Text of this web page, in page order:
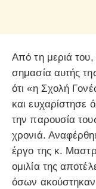
Από τη μεριά του,
σημασία αυτής
ότι «η Σχολή
και ευχαρίστησε
την παρουσία
χρονιά.
έργο της κ.
ομιλία της
όσων ακούστηκαν